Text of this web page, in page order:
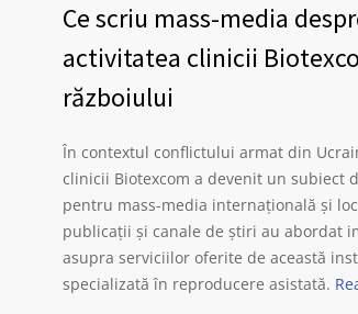
Ce scriu mass-media
activitatea clinicii
războiului
În contextul conflictului armat din
clinicii Biotexcom a devenit un subiect
pentru mass-media internațională și
publicații și canale de știri au abordat
asupra serviciilor oferite de această
specializată în reproducere asistată.